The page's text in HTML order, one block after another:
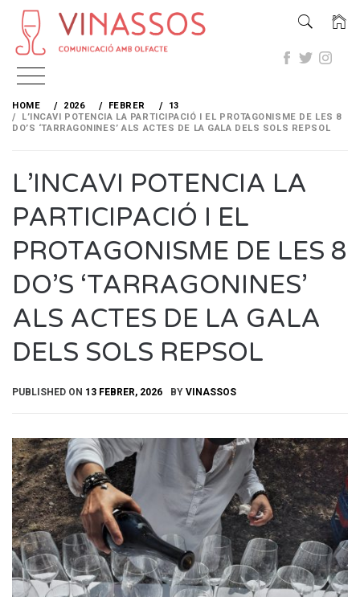
Skip
content
HOME 2026 FEBRER
13
L’INCAVI POTENCIA LA PARTICIPACIÓ I EL PROTAGONISME DE LES 8
DO’S ‘TARRAGONINES’ ALS ACTES DE LA GALA DELS SOLS REPSOL
L’INCAVI POTENCIA LA
PARTICIPACIÓ I EL
PROTAGONISME DE LES 8
DO’S ‘TARRAGONINES’
ALS ACTES DE LA GALA
DELS SOLS REPSOL
PUBLISHED ON 13 FEBRER, 2026 BY VINASSOS